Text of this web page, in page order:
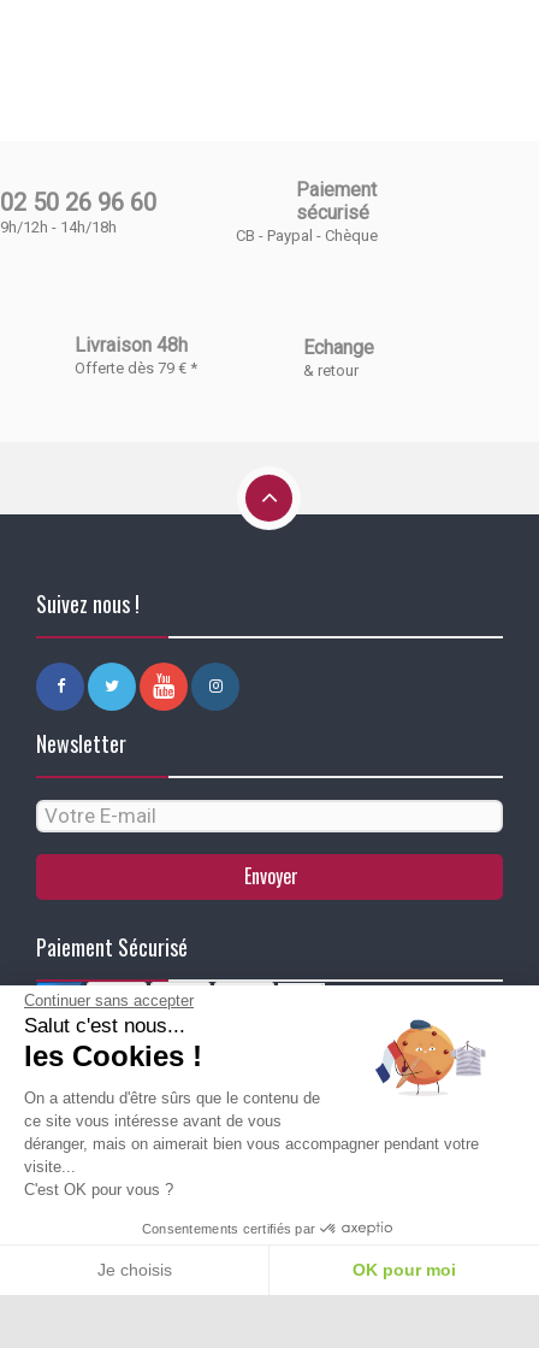
Besoin d'aide pour choisir une
taille ou une pointure ?
02 50 26 96 60
9h/12h - 14h/18h
Paiement
sécurisé
CB - Paypal - Chèque
Livraison 48h
Offerte dès 79 € *
Echange
& retour
Suivez nous !
Newsletter
Envoyer
Paiement Sécurisé
Ma Livraison
Continuer sans accepter
Salut c'est nous...
les Cookies !
On a attendu d'être sûrs que le contenu de
ce site vous intéresse avant de vous
déranger, mais on aimerait bien vous accompagner pendant votre
visite...
C'est OK pour vous ?
Consentements certifiés par
Je choisis OK pour moi